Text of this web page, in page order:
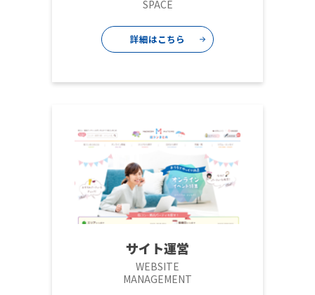
SPACE
詳細はこちら
サイト運営
WEBSITE
MANAGEMENT